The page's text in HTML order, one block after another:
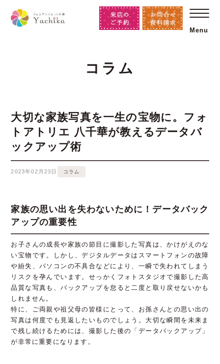
Menu
コラム
大切な家族写真を一生の宝物に。フォ
トアトリエ 八千華が教えるデータバ
ックアップ術
2023年02月23日 コラム
家族の思い出を失わないために！データバック
アップの重要性
お子さんの成長や家族の節目に撮影した写真は、かけがえのな
い宝物です。しかし、デジタルデータはスマートフォンの故障
や紛失、パソコンの不具合などにより、一瞬で失われてしまう
リスクを孕んでいます。せっかくフォトスタジオで撮影した高
品質な写真も、バックアップを怠ると二度と取り戻せないかも
しれません。
特に、ご両親や祖父母の皆様にとって、お孫さんとの思い出の
写真は何度でも見返したいものでしょう。大切な瞬間を未来ま
で残し続けるためには、撮影した後の「データバックアップ」
が非常に重要になります。